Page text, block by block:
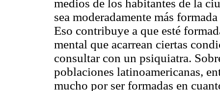
medios de los habitantes de la
sea moderadamente más
Eso contribuye a que esté
mental que acarrean ciertas
consultar con un psiquiatra.
poblaciones latinoamericanas,
mucho por ser formadas en